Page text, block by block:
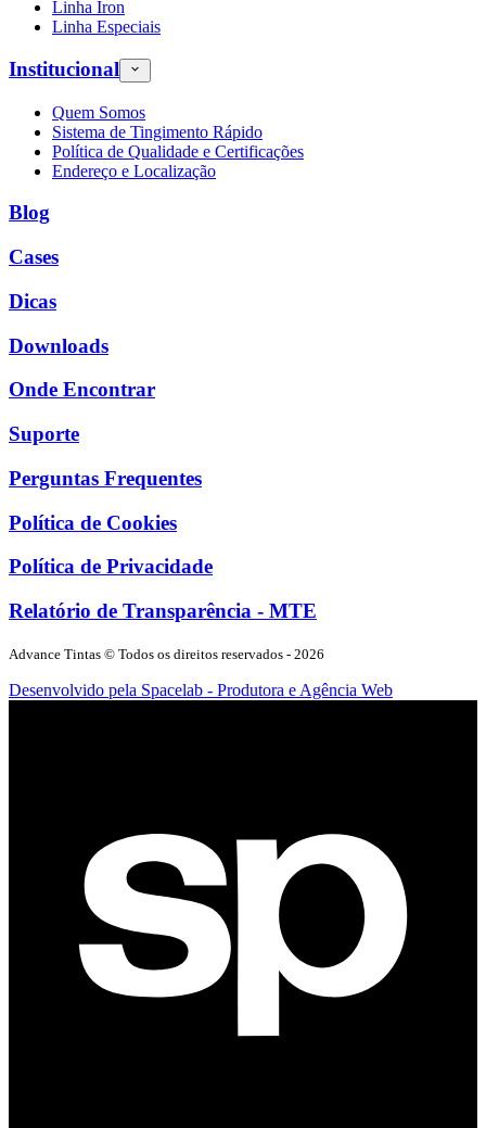
Linha Iron
Linha Especiais
Institucional
Quem Somos
Sistema de Tingimento Rápido
Política de Qualidade e Certificações
Endereço e Localização
Blog
Cases
Dicas
Downloads
Onde Encontrar
Suporte
Perguntas Frequentes
Política de Cookies
Política de Privacidade
Relatório de Transparência - MTE
Advance Tintas © Todos os direitos reservados - 2026
Desenvolvido pela Spacelab - Produtora e Agência Web